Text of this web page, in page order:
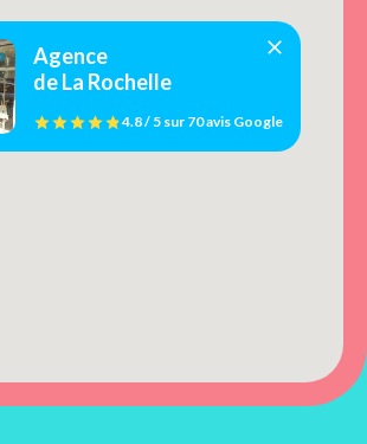
Agence
de La Rochelle
4.8 / 5 sur 70 avis Google